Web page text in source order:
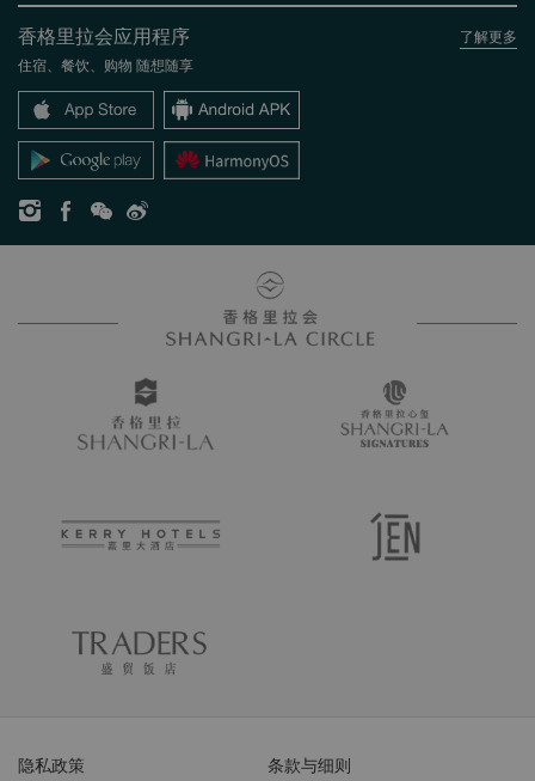
常见问题
联络我们
我们的酒店品牌
香格里拉中心
香格里拉公寓
联系方式
职业发展
企业社会责任
新闻稿
香格里拉会应用程序
了解更多
住宿、餐饮、购物 随想随享
隐私政策 条款与细则